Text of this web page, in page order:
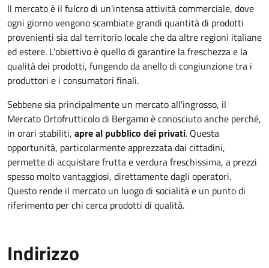
Il mercato è il fulcro di un'intensa attività commerciale, dove
ogni giorno vengono scambiate grandi quantità di prodotti
provenienti sia dal territorio locale che da altre regioni italiane
ed estere. L'obiettivo è quello di garantire la freschezza e la
qualità dei prodotti, fungendo da anello di congiunzione tra i
produttori e i consumatori finali.
Sebbene sia principalmente un mercato all'ingrosso, il
Mercato Ortofrutticolo di Bergamo è conosciuto anche perché,
in orari stabiliti, apre al pubblico dei privati. Questa
opportunità, particolarmente apprezzata dai cittadini,
permette di acquistare frutta e verdura freschissima, a prezzi
spesso molto vantaggiosi, direttamente dagli operatori.
Questo rende il mercato un luogo di socialità e un punto di
riferimento per chi cerca prodotti di qualità.
Indirizzo